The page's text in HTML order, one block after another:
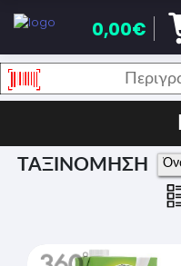
0,00€
ΤΑΞΙΝΟΜΗΣΗ